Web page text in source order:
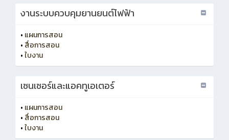
งานระบบควบคุมยานยนต์ไฟฟ้า
• แผนการสอน
• สื่อการสอน
•ใบงาน
เซนเซอร์และแอคทูเอเตอร์
• แผนการสอน
• สื่อการสอน
•ใบงาน